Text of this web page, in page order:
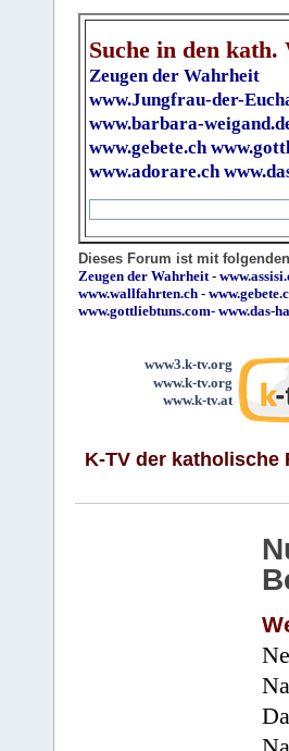
Suche in den kath.
Zeugen der Wahrheit
www.Jungfrau-der-
www.barbara-
www.gebete.ch
www.adorare.ch
Dieses Forum ist mit
Zeugen der Wahrheit-
www.wallfahrten.ch -
www.gottliebtuns.com- www.das-
www3.k-tv.org
www.k-tv.org
www.k-tv.at
K-TV der katholische